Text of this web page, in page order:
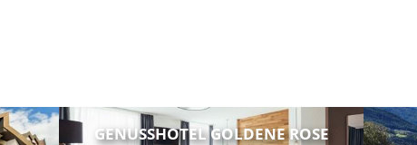
GENUSSHOTEL GOLDENE ROSE